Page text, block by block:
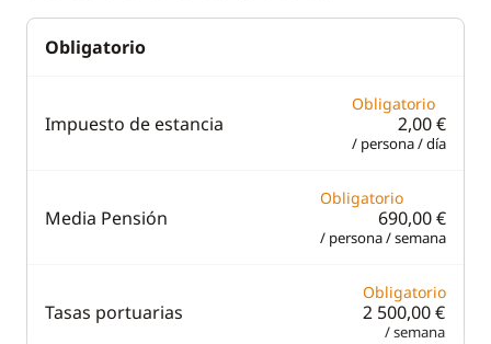
Ducha de cubierta
Mesa de bañera
Radiador
Cafetera
Estufa horno de gas
Frigorífico
Obligatorio
Impuesto de estancia
Obligatorio
2,00 €
/ persona / día
Media Pensión
Obligatorio
690,00 €
/ persona / semana
Tasas portuarias
Obligatorio
2 500,00 €
/ semana